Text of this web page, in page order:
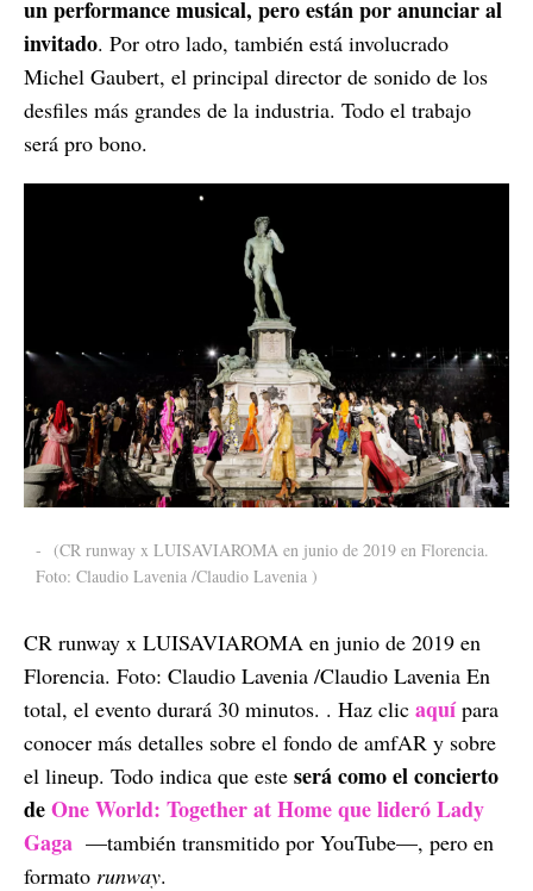
un performance musical, pero están por anunciar al
invitado. Por otro lado, también está involucrado
Michel Gaubert, el principal director de sonido de los
desfiles más grandes de la industria. Todo el trabajo
será pro bono.
- (CR runway x LUISAVIAROMA en junio de 2019 en Florencia.
Foto: Claudio Lavenia /Claudio Lavenia )
CR runway x LUISAVIAROMA en junio de 2019 en
Florencia. Foto: Claudio Lavenia /Claudio Lavenia En
total, el evento durará 30 minutos. . Haz clic aquí para
conocer más detalles sobre el fondo de amfAR y sobre
el lineup. Todo indica que este será como el concierto
deOne World: Together at Home que lideró Lady
Gaga —también transmitido por YouTube—, pero en
formato runway.